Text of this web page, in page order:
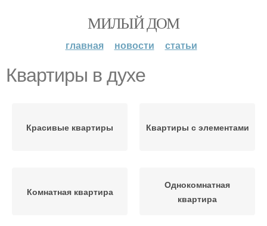
МИЛЫЙ ДОМ
главная новости статьи
Квартиры в духе
Красивые квартиры Квартиры с элементами
Комнатная квартира
Однокомнатная
квартира